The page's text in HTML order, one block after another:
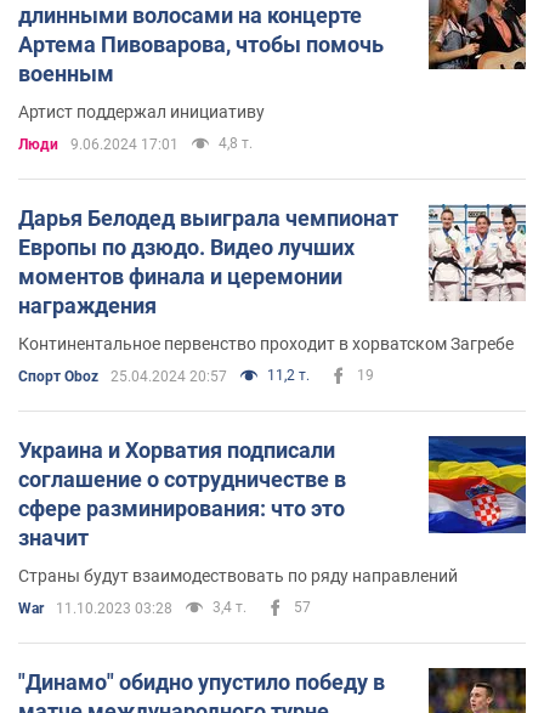
длинными волосами на концерте
Артема Пивоварова, чтобы помочь
военным
Артист поддержал инициативу
Люди 9.06.2024 17:01 4,8 т.
Дарья Белодед выиграла чемпионат
Европы по дзюдо. Видео лучших
моментов финала и церемонии
награждения
Континентальное первенство проходит в хорватском Загребе
Спорт Oboz 25.04.2024 20:57 11,2 т. 19
Украина и Хорватия подписали
соглашение о сотрудничестве в
сфере разминирования: что это
значит
Страны будут взаимодествовать по ряду направлений
War 11.10.2023 03:28 3,4 т. 57
"Динамо" обидно упустило победу в